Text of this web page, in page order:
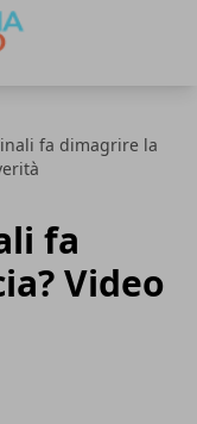
fa dimagrire la
fa
Video